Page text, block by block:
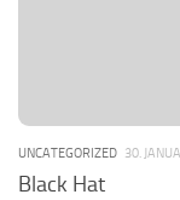
UNCATEGORIZED 30.
Black Hat